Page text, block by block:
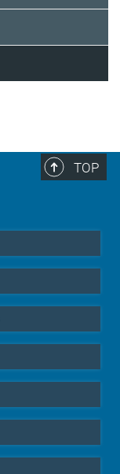
TOP